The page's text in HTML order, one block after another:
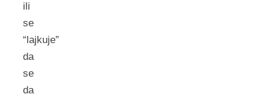
ili
se
“lajkuje”
da
se
da